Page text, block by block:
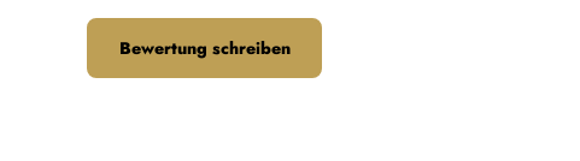
Bewertung schreiben